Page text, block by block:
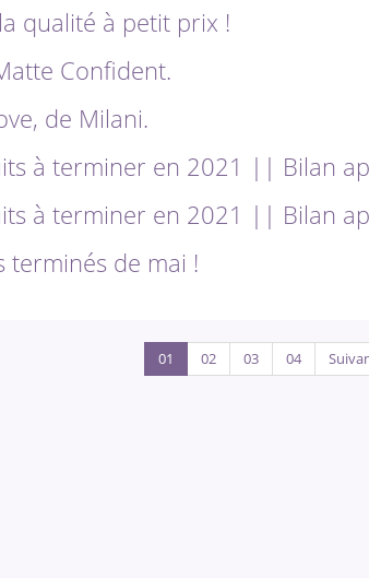
qualité à petit prix !
Confident.
de Milani.
à terminer en 2021 || Bilan
à terminer en 2021 || Bilan
terminés de mai !
01 02 03 04